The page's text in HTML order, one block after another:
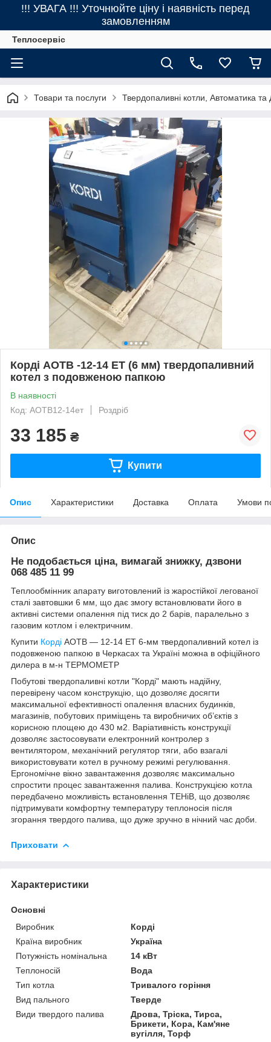
!!! УВАГА !!! Уточнюйте ціну і наявність перед
замовленням
Теплосервіс
Товари та послуги Твердопаливні котли, Автоматика та
Корді АОТВ -12-14 ЕТ (6 мм) твердопаливний
котел з подовженою папкою
В наявності
Код: АОТВ12-14ет
Роздріб
33 185 ₴
Купити
Опис Характеристики Доставка Оплата Умови
Опис
Не подобається ціна, вимагай знижку, дзвони
068 485 11 99
Теплообмінник апарату виготовлений із жаростійкої легованої
сталі завтовшки 6 мм, що дає змогу встановлювати його в
активні системи опалення під тиск до 2 барів, паралельно з
газовим котлом і електричним.
Купити Корді АОТВ — 12-14 ЕТ 6-мм твердопаливний котел із
подовженою папкою в Черкасах та Україні можна в офіційного
дилера в м-н ТЕРМОМЕТР
Побутові твердопаливні котли "Корді" мають надійну,
перевірену часом конструкцію, що дозволяє досягти
максимальної ефективності опалення власних будинків,
магазинів, побутових приміщень та виробничих об’єктів з
корисною площею до 430 м2. Варіативність конструкції
дозволяє застосовувати електронний контролер з
вентилятором, механічний регулятор тяги, або взагалі
використовувати котел в ручному режимі регулювання.
Ергономічне вікно завантаження дозволяє максимально
спростити процес завантаження палива. Конструкцією котла
передбачено можливість встановлення ТЕНіВ, що дозволяє
підтримувати комфортну температуру теплоносія після
згорання твердого палива, що дуже зручно в нічний час доби.
Приховати
Характеристики
Основні
Виробник
Корді
Країна виробник
Україна
Потужність номінальна
14 кВт
Теплоносій
Вода
Тип котла
Тривалого горіння
Вид пального
Тверде
Види твердого палива
Дрова, Тріска, Тирса,
Брикети, Кора, Кам'яне
вугілля, Торф